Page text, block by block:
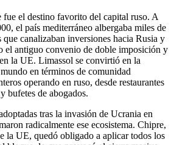
fue el destino favorito del capital ruso. A
el país mediterráneo albergaba miles de
que canalizaban inversiones hacia Rusia y
el antiguo convenio de doble imposición y
la UE. Limassol se convirtió en la
en términos de comunidad
operando en ruso, desde restaurantes
bufetes de abogados.
tras la invasión de Ucrania en
radicalmente ese ecosistema. Chipre,
la UE, quedó obligado a aplicar todos los